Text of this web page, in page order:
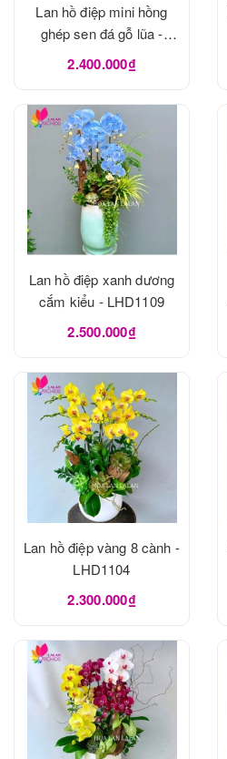
Lan hồ điệp mini hồng
ghép sen đá gỗ lũa -
LHD1120
2.400.000₫
Lan hồ điệp xanh dương
cắm kiểu - LHD1109
2.500.000₫
Lan hồ điệp vàng 8 cành -
LHD1104
2.300.000₫